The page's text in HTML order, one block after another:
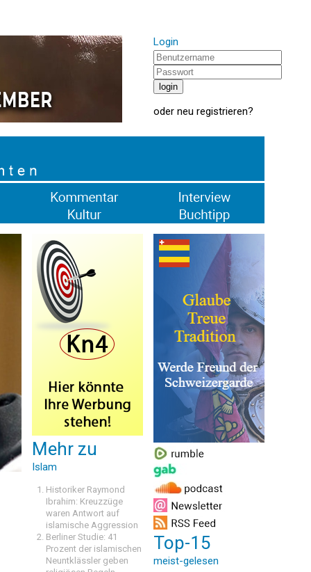
Login
oder neu registrieren?
Mehr zu
Islam
Historiker Raymond
Ibrahim: Kreuzzüge
waren Antwort auf
islamische Aggression
Berliner Studie: 41
Prozent der islamischen
Neuntklässler geben
Top-15
meist-gelesen